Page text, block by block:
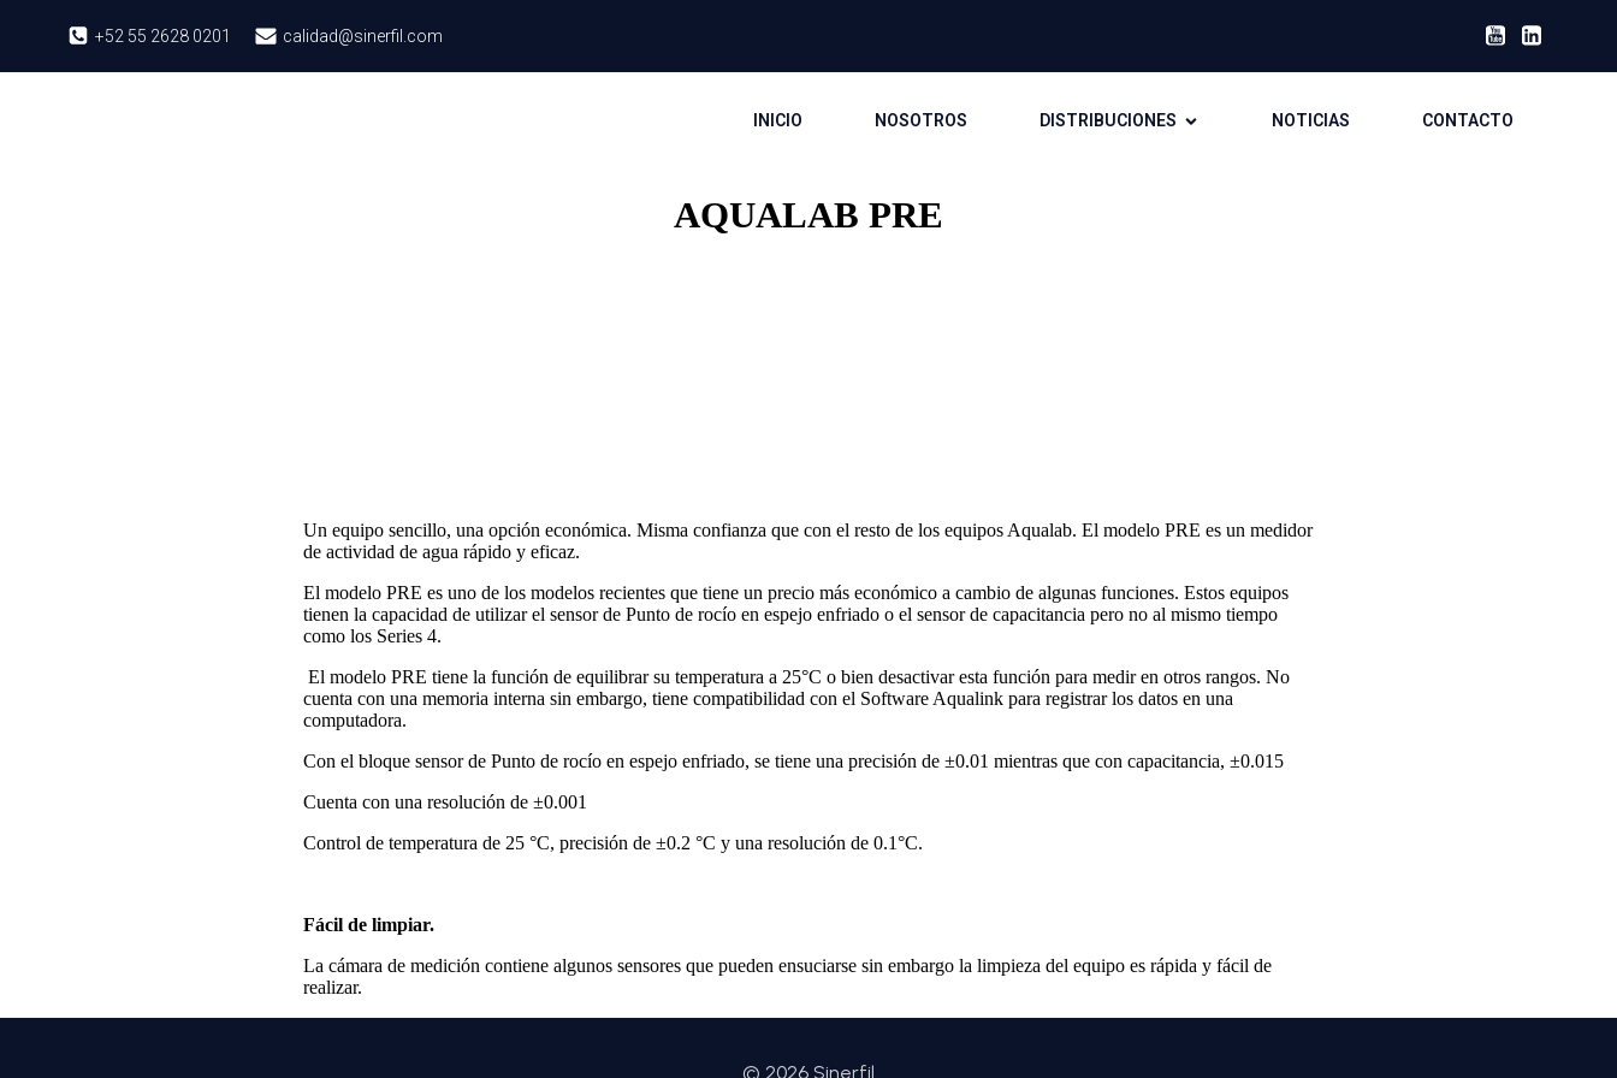
+52 55 2628 0201 calidad@sinerfil.com
INICIO NOSOTROS DISTRIBUCIONES NOTICIAS CONTACTO
AQUALAB PRE
Un equipo sencillo, una opción económica. Misma confianza que con el resto de los equipos Aqualab. El modelo PRE es un medidor
de actividad de agua rápido y eficaz.
El modelo PRE es uno de los modelos recientes que tiene un precio más económico a cambio de algunas funciones. Estos equipos
tienen la capacidad de utilizar el sensor de Punto de rocío en espejo enfriado o el sensor de capacitancia pero no al mismo tiempo
como los Series 4.
El modelo PRE tiene la función de equilibrar su temperatura a 25°C o bien desactivar esta función para medir en otros rangos. No
cuenta con una memoria interna sin embargo, tiene compatibilidad con el Software Aqualink para registrar los datos en una
computadora.
Con el bloque sensor de Punto de rocío en espejo enfriado, se tiene una precisión de ±0.01 mientras que con capacitancia, ±0.015
Cuenta con una resolución de ±0.001
Control de temperatura de 25 °C, precisión de ±0.2 °C y una resolución de 0.1°C.
Fácil de limpiar.
La cámara de medición contiene algunos sensores que pueden ensuciarse sin embargo la limpieza del equipo es rápida y fácil de
realizar.
© 2026 Sinerfil